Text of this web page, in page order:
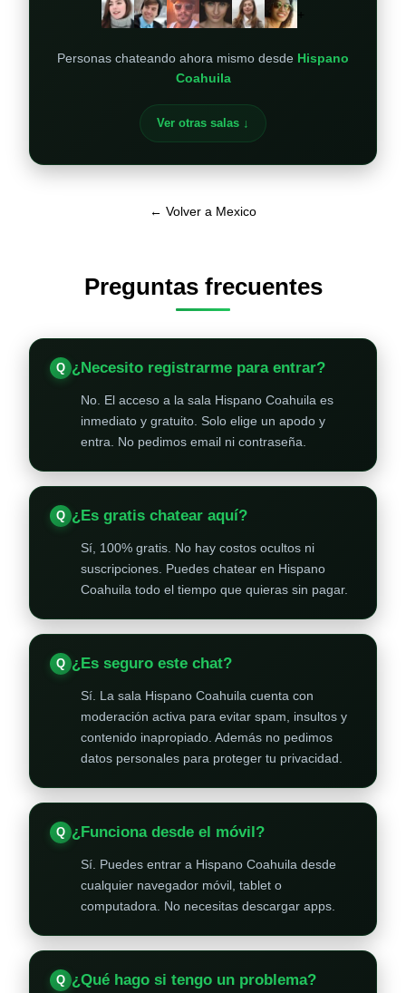
Personas chateando ahora mismo desde Hispano
Coahuila
Ver otras salas ↓
← Volver a Mexico
Preguntas frecuentes
¿Necesito registrarme para entrar?
No. El acceso a la sala Hispano Coahuila es
inmediato y gratuito. Solo elige un apodo y
entra. No pedimos email ni contraseña.
¿Es gratis chatear aquí?
Sí, 100% gratis. No hay costos ocultos ni
suscripciones. Puedes chatear en Hispano
Coahuila todo el tiempo que quieras sin pagar.
¿Es seguro este chat?
Sí. La sala Hispano Coahuila cuenta con
moderación activa para evitar spam, insultos y
contenido inapropiado. Además no pedimos
datos personales para proteger tu privacidad.
¿Funciona desde el móvil?
Sí. Puedes entrar a Hispano Coahuila desde
cualquier navegador móvil, tablet o
computadora. No necesitas descargar apps.
¿Qué hago si tengo un problema?